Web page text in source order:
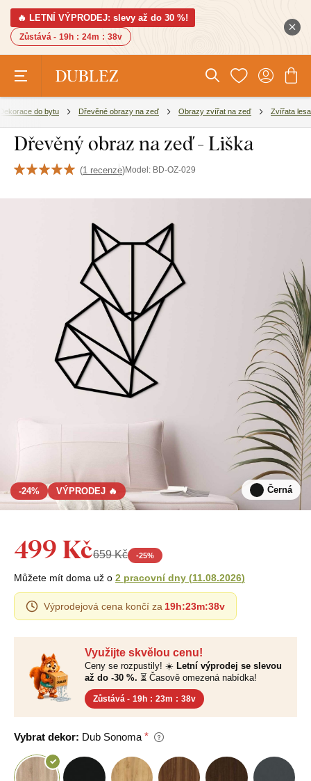
🔥 LETNÍ VÝPRODEJ: slevy až do 30 %!
Zůstává - 19h : 24m : 37v
do bytu Dřevěné obrazy na zeď Obrazy zvířat na zeď Zvířata lesa
Dřevěný obraz na zeď - Liška
(1 recenze)Model: BD-OZ-029
-24% VÝPRODEJ 🔥 Černá
Využijte skvělou cenu!
Ceny se rozpustily! ☀️ Letní výprodej se slevou
až do -30 %. ⏳ Časově omezená nabídka!
Zůstává - 19h : 23m : 37v
Vybrat dekor: Dub Sonoma
499 Kč659 Kč -25%
Můžete mít doma už o 2 pracovní dny (11.08.2026)
Výprodejová cena končí za 19h:23m:37v